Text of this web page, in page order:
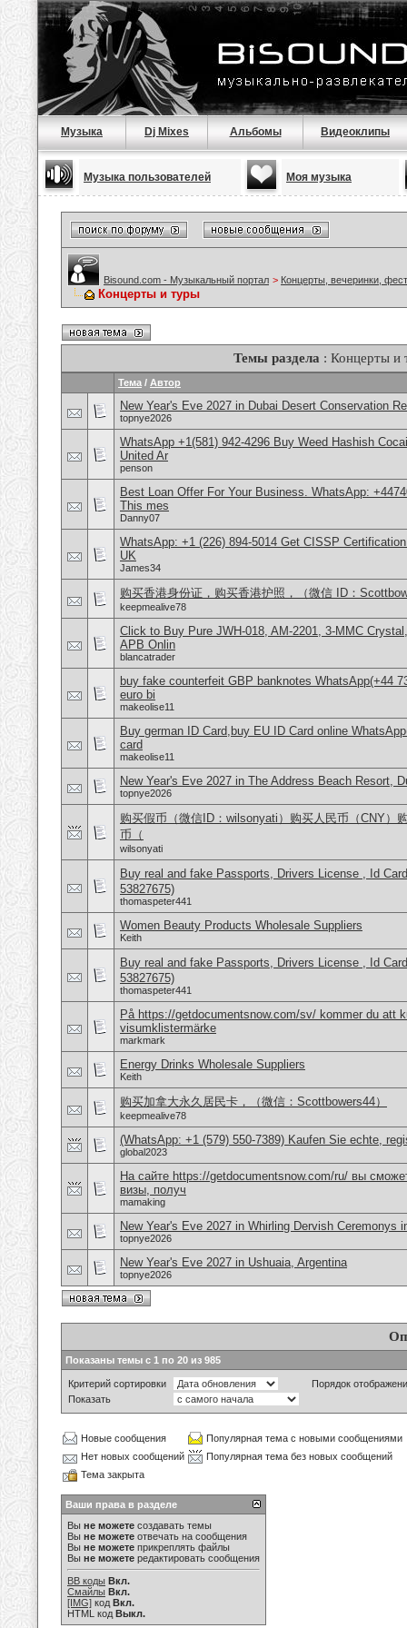
Музыка Dj Mixes Альбомы Видеоклипы
Музыка пользователей Моя музыка
Bisound.com - Музыкальный портал > Концерты, вечеринки,
Концерты и туры
Темы раздела : Концерты и
Тема / Автор
New Year's Eve 2027 in Dubai Desert Conservation
topnye2026
WhatsApp +1(581) 942-4296 Buy Weed Hashish
United Ar
penson
Best Loan Offer For Your Business. WhatsApp:
This mes
Danny07
WhatsApp: +1 (226) 894-5014​ Get CISSP
UK
James34
购买香港身份证，购买香港护照，（微信 ID：
keepmealive78
Click to Buy Pure JWH-018, AM-2201, 3-MMC
APB Onlin
blancatrader
buy fake counterfeit GBP banknotes WhatsApp(+44
euro bi
makeolise11
Buy german ID Card,buy EU ID Card online
card
makeolise11
New Year's Eve 2027 in The Address Beach Resort,
topnye2026
购买假币（微信ID：wilsonyati）购买人民币（CNY）
币（
wilsonyati
Buy real and fake Passports, Drivers License , Id
53827675)
thomaspeter441
Women Beauty Products Wholesale Suppliers
Keith
Buy real and fake Passports, Drivers License , Id
53827675)
thomaspeter441
På https://getdocumentsnow.com/sv/ kommer du att
visumklistermärke
markmark
Energy Drinks Wholesale Suppliers
Keith
购买加拿大永久居民卡，（微信：Scottbowers44）
keepmealive78
(WhatsApp: +1 (579) 550-7389) Kaufen Sie echte,
global2023
На сайте https://getdocumentsnow.com/ru/ вы
визы, получ
mamaking
New Year's Eve 2027 in Whirling Dervish Ceremonys
topnye2026
New Year's Eve 2027 in Ushuaia, Argentina
topnye2026
Показаны темы с 1 по 20 из 985
Критерий сортировки
Порядок
Показать
Новые сообщения
Популярная тема с новыми сообщениями
Нет новых сообщений
Популярная тема без новых сообщений
Тема закрыта
Ваши права в разделе
Вы не можете создавать темы
Вы не можете отвечать на сообщения
Вы не можете прикреплять файлы
Вы не можете редактировать сообщения
BB коды Вкл.
Смайлы Вкл.
[IMG] код Вкл.
HTML код Выкл.